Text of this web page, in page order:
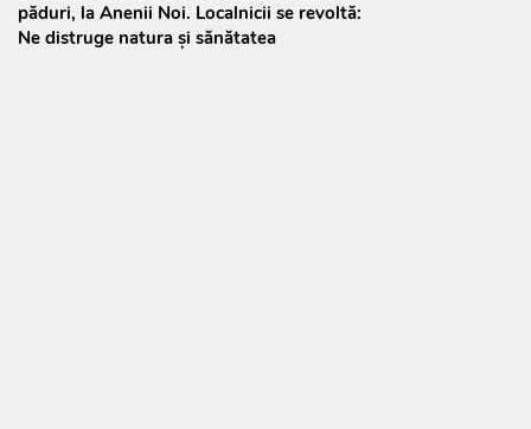
păduri, la Anenii Noi. Localnicii se revoltă:
Ne distruge natura și sănătatea